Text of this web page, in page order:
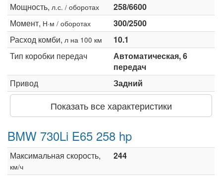
Мощность, л.с. / оборотах
258/6600
Момент, Н·м / оборотах
300/2500
Расход комби, л на 100 км
10.1
Тип коробки передач
Автоматическая, 6
передач
Привод
Задний
Показать все характеристики
BMW 730Li E65 258 hp
Максимальная скорость,
км/ч
244